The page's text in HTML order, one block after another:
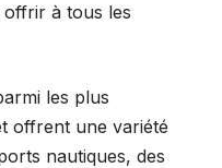
à tous les
les plus
offrent une variété
nautiques, des